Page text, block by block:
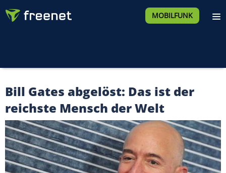
MOBILFUNK
Bill Gates abgelöst: Das ist der
reichste Mensch der Welt